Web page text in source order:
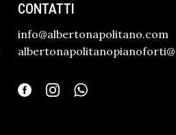
CONTATTI
info@albertonapolitano.com